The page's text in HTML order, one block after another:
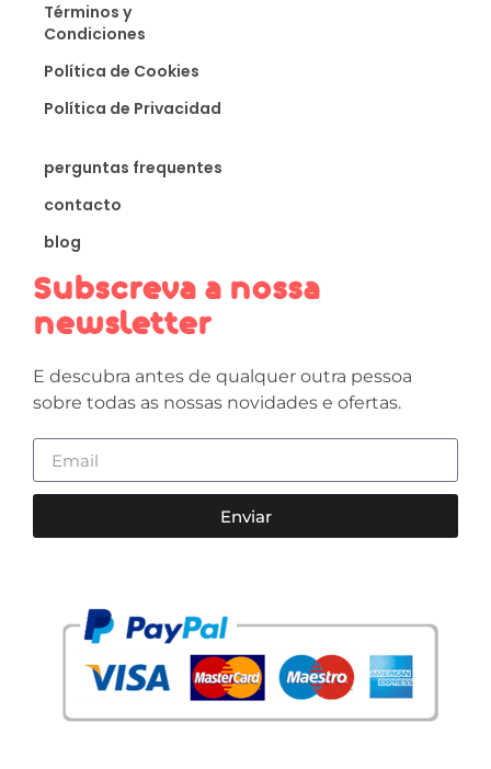
Términos y
Condiciones
Política de Cookies
Política de Privacidad
perguntas frequentes
contacto
blog
Subscreva a nossa
newsletter
E descubra antes de qualquer outra pessoa
sobre todas as nossas novidades e ofertas.
Enviar